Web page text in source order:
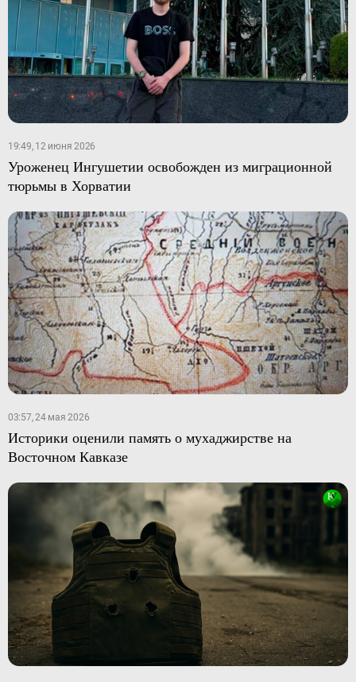
19:49, 12 июня 2026
Уроженец Ингушетии освобожден из миграционной
тюрьмы в Хорватии
03:57, 24 мая 2026
Историки оценили память о мухаджирстве на
Восточном Кавказе